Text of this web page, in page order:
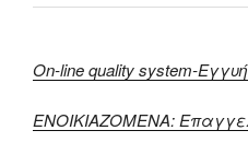
On-line quality system-
ΕΝΟΙΚΙΑΖΟΜΕΝΑ: